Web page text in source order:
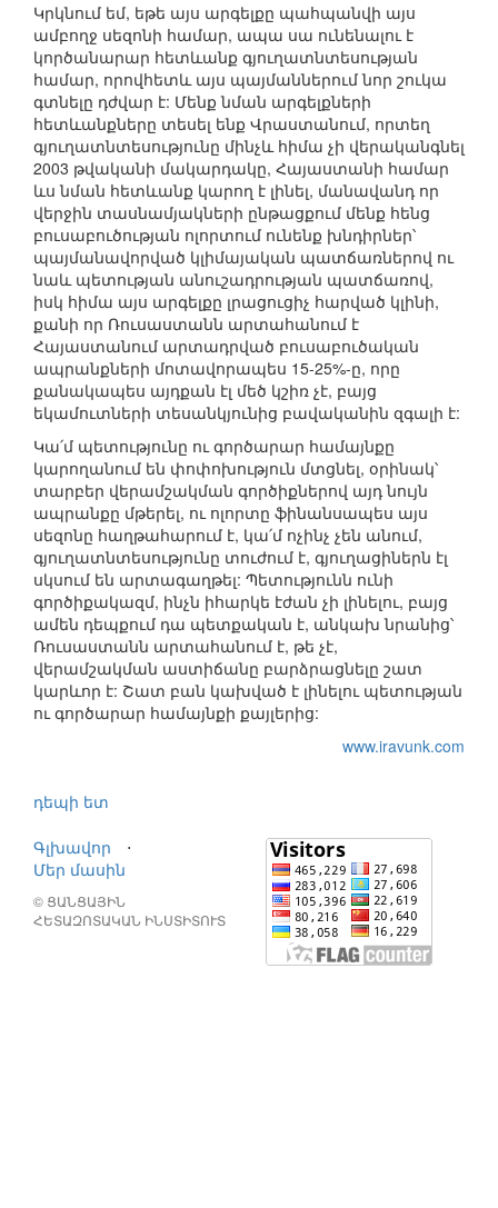
Կրկնում եմ, եթե այս արգելքը պահպանվի այս
ամբողջ սեզոնի համար, ապա սա ունենալու է
կործանարար հետևանք գյուղատնտեսության
համար, որովհետև այս պայմաններում նոր շուկա
գտնելը դժվար է: Մենք նման արգելքների
հետևանքները տեսել ենք Վրաստանում, որտեղ
գյուղատնտեսությունը մինչև հիմա չի վերականգնել
2003 թվականի մակարդակը, Հայաստանի համար
ևս նման հետևանք կարող է լինել, մանավանդ որ
վերջին տասնամյակների ընթացքում մենք հենց
բուսաբուծության ոլորտում ունենք խնդիրներ՝
պայմանավորված կլիմայական պատճառներով ու
նաև պետության անուշադրության պատճառով,
իսկ հիմա այս արգելքը լրացուցիչ հարված կլինի,
քանի որ Ռուսաստանն արտահանում է
Հայաստանում արտադրված բուսաբուծական
ապրանքների մոտավորապես 15-25%-ը, որը
քանակապես այդքան էլ մեծ կշիռ չէ, բայց
եկամուտների տեսանկյունից բավականին զգալի է:
Կա՛մ պետությունը ու գործարար համայնքը
կարողանում են փոփոխություն մտցնել, օրինակ՝
տարբեր վերամշակման գործիքներով այդ նույն
ապրանքը մթերել, ու ոլորտը ֆինանսապես այս
սեզոնը հաղթահարում է, կա՛մ ոչինչ չեն անում,
գյուղատնտեսությունը տուժում է, գյուղացիներն էլ
սկսում են արտագաղթել: Պետությունն ունի
գործիքակազմ, ինչն իհարկե էժան չի լինելու, բայց
ամեն դեպքում դա պետքական է, անկախ նրանից՝
Ռուսաստանն արտահանում է, թե չէ,
վերամշակման աստիճանը բարձրացնելը շատ
կարևոր է: Շատ բան կախված է լինելու պետության
ու գործարար համայնքի քայլերից:
www.iravunk.com
դեպի ետ
Գլխավոր
⋅
Մեր մասին
© ՑԱՆՑԱՅԻՆ
ՀԵՏԱԶՈՏԱԿԱՆ ԻՆՍՏԻՏՈՒՏ